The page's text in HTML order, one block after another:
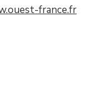
france.fr